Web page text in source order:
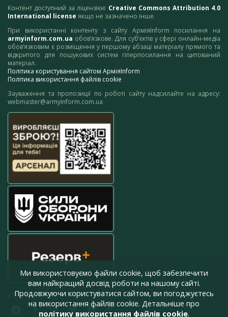
Контент доступний за ліцензією Creative Commons Attribution 4.0
International license якщо не зазначено інше.
При використанні контенту з сайту АрміяInform посилання на
armyinform.com.ua обов’язкове. Для суб’єктів у сфері онлайн-медіа
обов’язковим є розміщення у першому абзаці матеріалу прямого та
відкритого для пошукових систем гіперпосилання на цитований
матеріал.
Політика користування сайтом АрміяInform
Політика використання файлів cookie
Зауваження та пропозиції по роботі сайту надсилайте на адресу:
webmaster@armyinform.com.ua
press@armyinform.com.ua
Ми використовуємо файли cookie, щоб забезпечити
вам найкращий досвід роботи на нашому сайті.
Продовжуючи користуватися сайтом, ви погоджуєтесь
на використання файлів cookie. Детальніше про
політику використання файлів cookie.